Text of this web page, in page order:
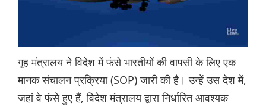
गृह मंत्रालय ने विदेश में फंसे भारतीयों की वापसी के लिए एक
मानक संचालन प्रक्रिया (SOP) जारी की है। उन्हें उस देश में,
जहां वे फंसे हुए हैं, विदेश मंत्रालय द्वारा निर्धारित आवश्यक